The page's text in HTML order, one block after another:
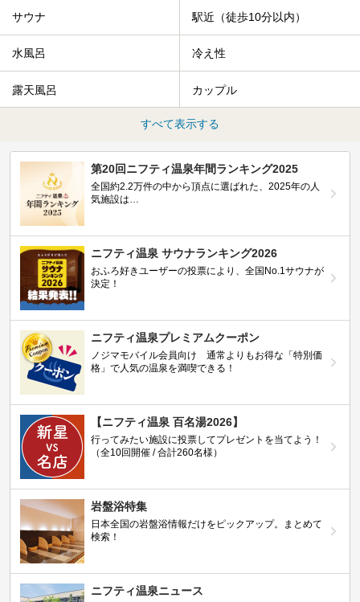
サウナ 駅近（徒歩10分以内）
水風呂 冷え性
露天風呂 カップル
すべて表示する
第20回ニフティ温泉年間ランキング2025
全国約2.2万件の中から頂点に選ばれた、2025年の人
気施設は…
ニフティ温泉 サウナランキング2026
おふろ好きユーザーの投票により、全国No.1サウナが
決定！
ニフティ温泉プレミアムクーポン
ノジマモバイル会員向け 通常よりもお得な「特別価
格」で人気の温泉を満喫できる！
【ニフティ温泉 百名湯2026】
行ってみたい施設に投票してプレゼントを当てよう！
（全10回開催 / 合計260名様）
岩盤浴特集
日本全国の岩盤浴情報だけをピックアップ。まとめて
検索！
ニフティ温泉ニュース